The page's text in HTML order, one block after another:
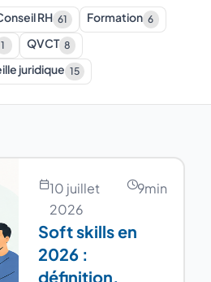
RH 61 Formation 6
1 QVCT 8
juridique 15
10 juillet
2026
9min
Soft skills en
2026 :
définition,